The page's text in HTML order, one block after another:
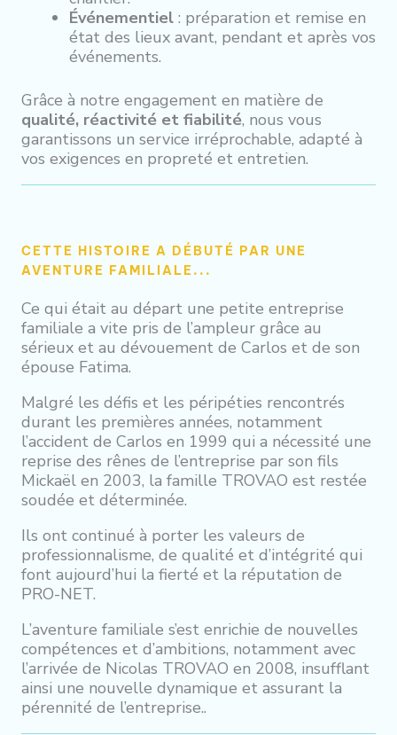
Événementiel : préparation et remise en
état des lieux avant, pendant et après vos
événements.
Grâce à notre engagement en matière de
qualité, réactivité et fiabilité, nous vous
garantissons un service irréprochable, adapté à
vos exigences en propreté et entretien.
CETTE HISTOIRE A DÉBUTÉ PAR UNE
AVENTURE FAMILIALE...
Ce qui était au départ une petite entreprise
familiale a vite pris de l’ampleur grâce au
sérieux et au dévouement de Carlos et de son
épouse Fatima.
Malgré les défis et les péripéties rencontrés
durant les premières années, notamment
l’accident de Carlos en 1999 qui a nécessité une
reprise des rênes de l’entreprise par son fils
Mickaël en 2003, la famille TROVAO est restée
soudée et déterminée.
Ils ont continué à porter les valeurs de
professionnalisme, de qualité et d’intégrité qui
font aujourd’hui la fierté et la réputation de
PRO-NET.
L’aventure familiale s’est enrichie de nouvelles
compétences et d’ambitions, notamment avec
l’arrivée de Nicolas TROVAO en 2008, insufflant
ainsi une nouvelle dynamique et assurant la
pérennité de l’entreprise..